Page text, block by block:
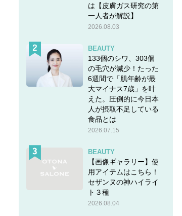
は【皮膚ガス研究の第
一人者が解説】
2026.08.03
BEAUTY
133個のシワ、303個
の毛穴が減少！たった
6週間で「肌年齢が最
大マイナス7歳」を叶
えた。圧倒的に今日本
人が摂取不足している
食品とは
2026.07.15
BEAUTY
【画像ギャラリー】使
用アイテムはこちら！
セザンヌの神ハイライ
ト３種
2026.08.04